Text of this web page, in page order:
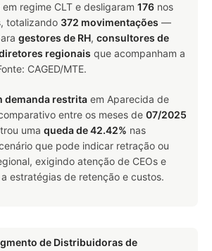
regime CLT e desligaram 176 nos
totalizando 372 movimentações —
gestores de RH, consultores de
regionais que acompanham a
CAGED/MTE.
demanda restrita em Aparecida de
entre os meses de 07/2025
uma queda de 42.42% nas
que pode indicar retração ou
exigindo atenção de CEOs e
estratégias de retenção e custos.
de Distribuidoras de